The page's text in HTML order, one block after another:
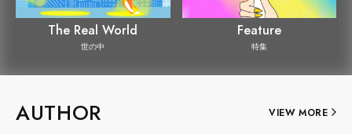
The Real World
世の中
Feature
特集
AUTHOR VIEW MORE